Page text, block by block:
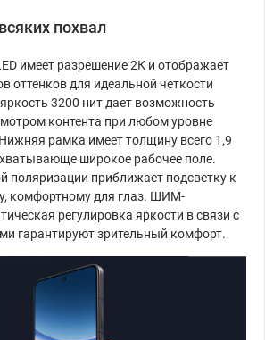
похвал
имеет разрешение 2К и отображает
оттенков для идеальной четкости
3200 нит дает возможность
контента при любом уровне
рамка имеет толщину всего 1,9
широкое рабочее поле.
поляризации приближает подсветку к
комфортному для глаз. ШИМ-
регулировка яркости в связи с
гарантируют зрительный комфорт.